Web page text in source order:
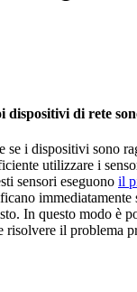
dispositivi di rete
se i dispositivi sono
utilizzare i
sensori eseguono il
immediatamente
In questo modo è
risolvere il problema